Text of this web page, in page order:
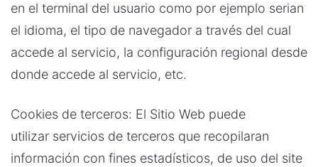
en el terminal del usuario como por ejemplo serian
el idioma, el tipo de navegador a través del cual
accede al servicio, la configuración regional desde
donde accede al servicio, etc.
Cookies de terceros: El Sitio Web puede
utilizar servicios de terceros que recopilaran
información con fines estadísticos, de uso del site